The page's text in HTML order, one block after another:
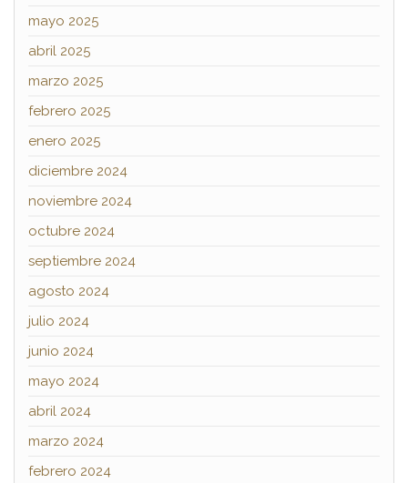
mayo 2025
abril 2025
marzo 2025
febrero 2025
enero 2025
diciembre 2024
noviembre 2024
octubre 2024
septiembre 2024
agosto 2024
julio 2024
junio 2024
mayo 2024
abril 2024
marzo 2024
febrero 2024